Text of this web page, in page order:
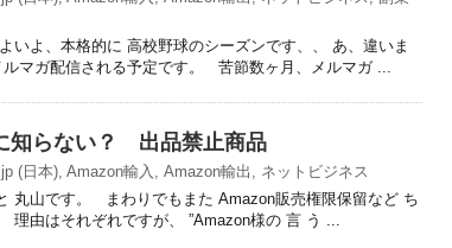
いよ、本格的に 高校野球のシーズンです、、 あ、違いま
マガ配信される予定です。 苦節数ヶ月、メルマガ ...
らない？ 出品禁止商品
(日本), Amazon輸入 , Amazon輸出 , ネットビジネス
丸山です。 まわりでもまた Amazon販売権限保留など ち
理由はそれぞれですが、 ”Amazon様の 言 う ...